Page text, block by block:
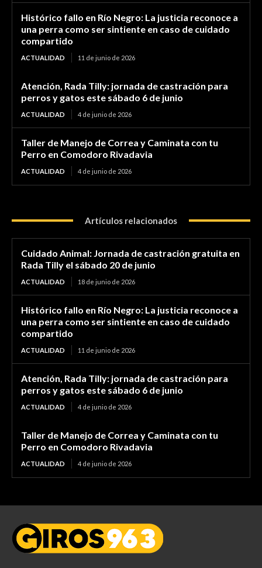
Histórico fallo en Río Negro: La justicia reconoce a
una perra como ser sintiente en caso de cuidado
compartido
ACTUALIDAD 11 de junio de 2026
Atención, Rada Tilly: jornada de castración para
perros y gatos este sábado 6 de junio
ACTUALIDAD 4 de junio de 2026
Taller de Manejo de Correa y Caminata con tu
Perro en Comodoro Rivadavia
ACTUALIDAD 4 de junio de 2026
Artículos relacionados
Cuidado Animal: Jornada de castración gratuita en
Rada Tilly el sábado 20 de junio
ACTUALIDAD 18 de junio de 2026
Histórico fallo en Río Negro: La justicia reconoce a
una perra como ser sintiente en caso de cuidado
compartido
ACTUALIDAD 11 de junio de 2026
Atención, Rada Tilly: jornada de castración para
perros y gatos este sábado 6 de junio
ACTUALIDAD 4 de junio de 2026
Taller de Manejo de Correa y Caminata con tu
Perro en Comodoro Rivadavia
ACTUALIDAD 4 de junio de 2026